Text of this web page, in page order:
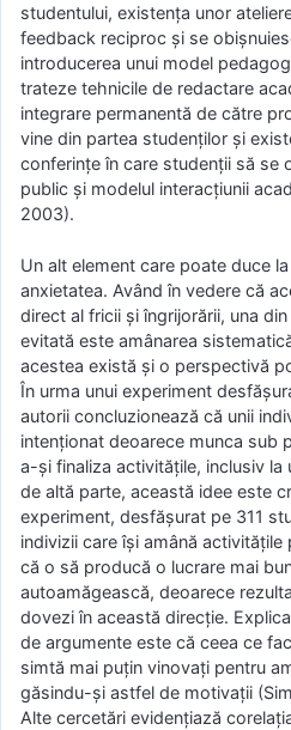
studentului, existența unor
feedback reciproc și se
introducerea unui model
trateze tehnicile de redactare
integrare permanentă de către
vine din partea studenților și
conferințe în care studenții să se
public și modelul interacțiunii
2003).
Un alt element care poate duce
anxietatea. Având în vedere că
direct al fricii și îngrijorării, una
evitată este amânarea
acestea există și o perspectivă
În urma unui experiment
autorii concluzionează că unii
intenționat deoarece munca sub
a-și finaliza activitățile, inclusiv la
de altă parte, această idee este
experiment, desfășurat pe 311
indivizii care își amână activitățile
că o să producă o lucrare mai
autoamăgească, deoarece
dovezi în această direcție.
de argumente este că ceea ce
simtă mai puțin vinovați pentru
găsindu-și astfel de motivații
Alte cercetări evidențiază